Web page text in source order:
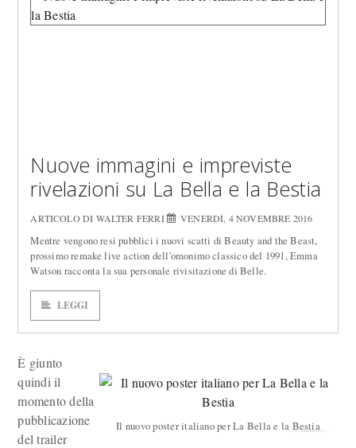
Nuove immagini e impreviste
rivelazioni su La Bella e la Bestia
ARTICOLO DI WALTER FERRI VENERDÌ, 4 NOVEMBRE 2016
Mentre vengono resi pubblici i nuovi scatti di Beauty and the Beast,
prossimo remake live action dell'omonimo classico del 1991, Emma
Watson racconta la sua personale rivisitazione di Belle.
LEGGI
Il nuovo poster italiano per La Bella e la Bestia
È giunto
quindi il
momento della
pubblicazione
del trailer